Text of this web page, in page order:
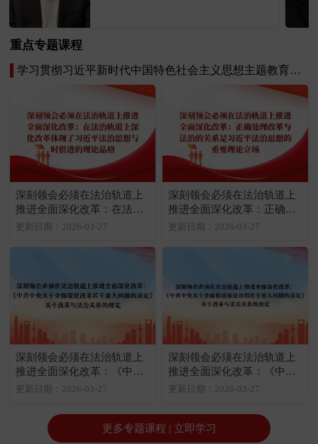
重点专题课程
学习贯彻习近平新时代中国特色社会主义思想主题教育专题课程
深刻领会必须在法治轨道上
推进全面深化改革：在法治
轨道上深化改革体现了习近
更新日期：2026-03-27
深刻领会必须在法治轨道上
推进全面深化改革：正确处
理改革与法治的关系是习近
更新日期：2026-03-27
深刻领会必须在法治轨道上
推进全面深化改革：《中共
中央关于全面深化改革若干
与法治关系的规定
更新日期：2026-03-27
深刻领会必须在法治轨道上
推进全面深化改革：《中共
中央关于全面推进依法治国
改革与法治关系的规定
更新日期：2026-03-27
更多专题课程 | 立即学习